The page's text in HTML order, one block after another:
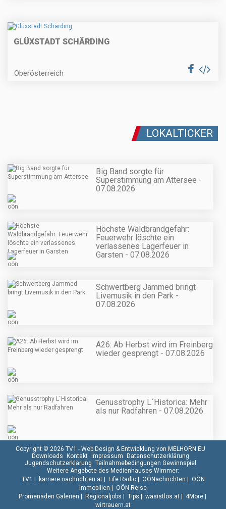
GLÜXSTADT SCHÄRDING
Oberösterreich
LOKALTICKER
Big Band sorgte für
Superstimmung am Attersee -
07.08.2026
Höchste Waldbrandgefahr:
Feuerwehr löschte ein
verlassenes Lagerfeuer in
Garsten - 07.08.2026
Schwertberg Jammed bringt
Livemusik in den Park -
07.08.2026
A26: Ab Herbst wird im Freinberg
wieder gesprengt - 07.08.2026
Genusstrophy L´Historica: Mehr
als nur Radfahren - 07.08.2026
Copyright © 2026 TV1 - Web Design & Entwicklung von MELHORN.EU
Downloads
Kontakt Impressum
Datenschutzerklärung
Jugendschutzerklärung Teilnahmebedingungen Gewinnspiel
Weitere Angebote des Medienhauses Wimmer:
TV1
karriere.nachrichten.at| Life Radio| OÖNachrichten
OÖN
Immobilien
OÖN Reise
Promenaden Galerien
Regionaljobs Tips wasistlos.at| 4More|
wirtrauern.at